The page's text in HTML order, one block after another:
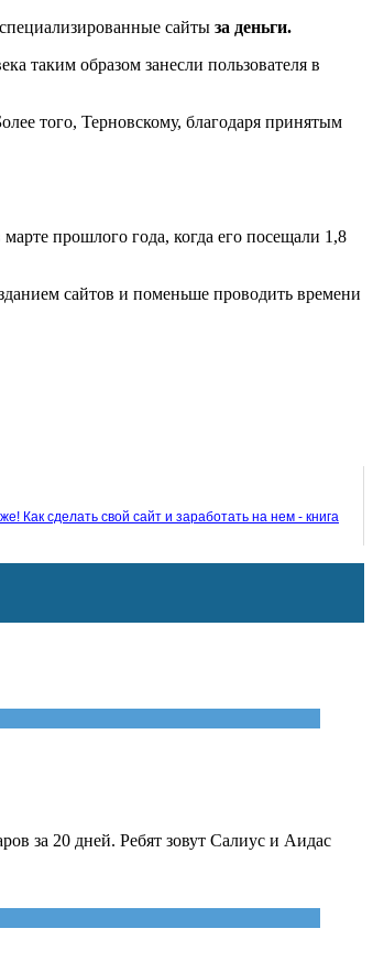
сайты за деньги.
таким образом занесли пользователя в
того, Терновскому, благодаря принятым
прошлого года, когда его посещали 1,8
сайтов и поменьше проводить времени
Как сделать свой сайт и заработать на нем - книга
за 20 дней. Ребят зовут Салиус и Аидас